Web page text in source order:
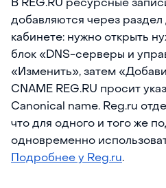
В REG.RU ресурсные
добавляются через
кабинете: нужно открыть
блок «DNS-серверы и
«Изменить», затем
CNAME REG.RU просит
Canonical name. Reg.ru
что для одного и того же
одновременно
Подробнее у Reg.ru.